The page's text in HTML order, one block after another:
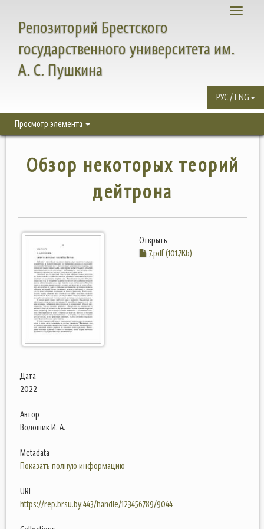
Toggle
Репозиторий Брестского
государственного университета им.
А. С. Пушкина
РУС / ENG
Просмотр элемента
Обзор некоторых теорий
дейтрона
Открыть
7.pdf (101.7Kb)
Дата
2022
Автор
Волошик И. А.
Metadata
Показать полную информацию
URI
https://rep.brsu.by:443/handle/123456789/9044